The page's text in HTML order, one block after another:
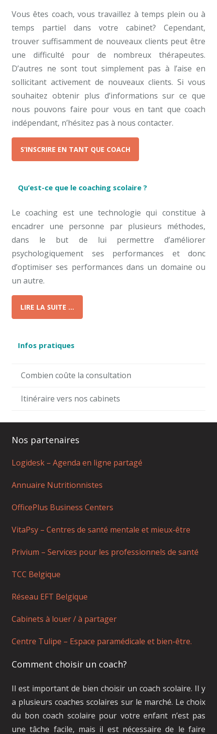
Vous êtes coach, vous travaillez à temps plein ou à
temps partiel dans votre cabinet? Cependant,
trouver suffisamment de nouveaux clients peut être
une difficulté pour de nombreux thérapeutes.
D’autres ne sont tout simplement pas à l’aise en
sollicitant activement de nouveaux clients. Si vous
souhaitez obtenir plus d’informations sur ce que
nous pouvons faire pour vous en tant que coach
indépendant, n’hésitez pas à nous contacter.
S’INSCRIRE EN TANT QUE COACH
Qu’est-ce que le coaching scolaire ?
Le coaching est une technologie qui constitue à
encadrer une personne par plusieurs méthodes,
dans le but de lui permettre d’améliorer
psychologiquement ses performances et donc
d’optimiser ses performances dans un domaine ou
un autre.
LIRE LA SUITE …
Infos pratiques
Combien coûte la consultation
Itinéraire vers nos cabinets
Nos partenaires
Logidesk – Agenda en ligne partagé
Annuaire Nutritionnistes
OfficePlus Business Centers
VitaPsy – Centres de santé mentale et mieux-être
Privium – Services pour les professionnels de santé
TCC Belgique
Réseau EFT Belgique
Cabinets à louer / à partager
Centre Tulipe – Espace paramédicale et bien-être.
Comment choisir un coach?
Il est important de bien choisir un coach scolaire. Il y
a plusieurs coaches scolaires sur le marché. Le choix
du bon coach scolaire pour votre enfant n’est pas
une tâche facile, mais il est nécessaire de le faire